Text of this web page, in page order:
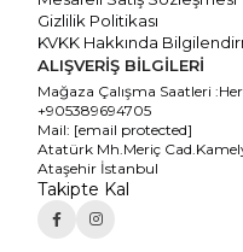
Gizlilik Politikası
KVKK Hakkında
ALIŞVERİŞ BİLGİLERİ
Mağaza Çalışma Saatleri
+905389694705
Mail: [email protected]
Atatürk Mh.Meriç
Ataşehir İstanbul
Takipte Kal